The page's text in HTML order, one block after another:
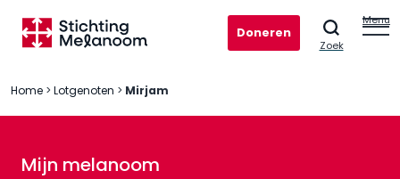
Doneren
Zoek
Menu
Home > Lotgenoten > Mirjam
Mijn melanoom